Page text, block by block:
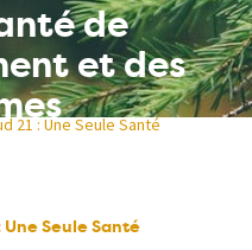
de
et des
21 : Une Seule Santé
Une Seule Santé